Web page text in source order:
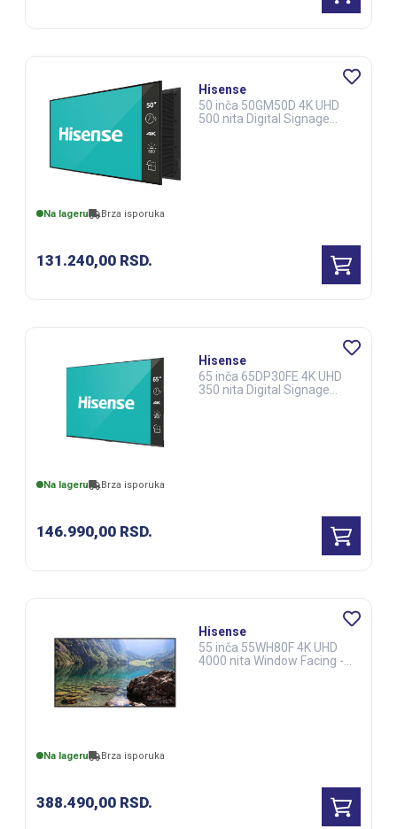
Na lageru Brza isporuka
131.240,00 RSD.
Hisense
50 inča 50GM50D 4K UHD
500 nita Digital Signage
Na lageru Brza isporuka
146.990,00 RSD.
Hisense
65 inča 65DP30FE 4K UHD
350 nita Digital Signage
Na lageru Brza isporuka
388.490,00 RSD.
Hisense
55 inča 55WH80F 4K UHD
4000 nita Window Facing -